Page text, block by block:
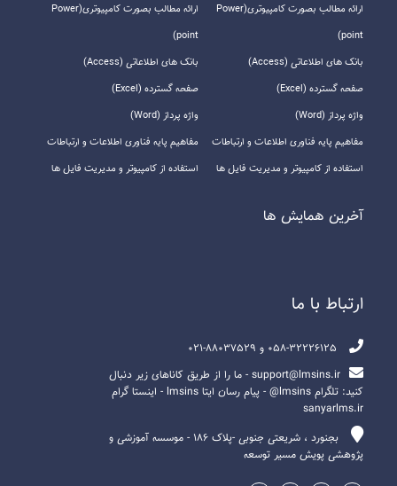
ارائه مطالب بصورت کامپیوتری(Power
point)
بانک های اطلاعاتی (Access)
صفحه گسترده (Excel)
واژه پرداز (Word)
مفاهیم پایه فناوری اطلاعات و ارتباطات
استفاده از کامپیوتر و مدیریت فایل ها
ارائه مطالب بصورت کامپیوتری(Power
point)
بانک های اطلاعاتی (Access)
صفحه گسترده (Excel)
واژه پرداز (Word)
مفاهیم پایه فناوری اطلاعات و ارتباطات
استفاده از کامپیوتر و مدیریت فایل ها
آخرين همايش ها
ارتباط با ما
support@lmsins.ir - ما را از طریق کاناهای زیر دنبال
کنید: تلگرام lmsins@ - پیام رسان ایتا lmsins - اینستا گرام
sanyarlms.ir
بجنورد ، شریعتی جنوبی -پلاک ۱۸۶ - موسسه آموزشی و
پژوهشی پویش مسیر توسعه